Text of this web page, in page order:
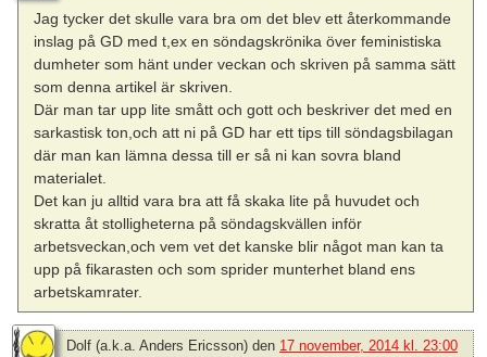
Jag tycker det skulle vara bra om det blev ett återkommande
inslag på GD med t,ex en söndagskrönika över feministiska
dumheter som hänt under veckan och skriven på samma sätt
som denna artikel är skriven.
Där man tar upp lite smått och gott och beskriver det med en
sarkastisk ton,och att ni på GD har ett tips till söndagsbilagan
där man kan lämna dessa till er så ni kan sovra bland
materialet.
Det kan ju alltid vara bra att få skaka lite på huvudet och
skratta åt stolligheterna på söndagskvällen inför
arbetsveckan,och vem vet det kanske blir något man kan ta
upp på fikarasten och som sprider munterhet bland ens
arbetskamrater.
Dolf (a.k.a. Anders Ericsson) den 17 november, 2014 kl. 23:00